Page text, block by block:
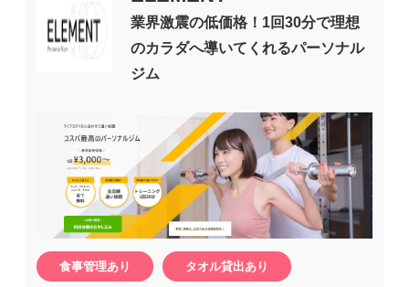
業界激震の低価格！1回30分で理想
のカラダへ導いてくれるパーソナル
ジム
食事管理あり タオル貸出あり